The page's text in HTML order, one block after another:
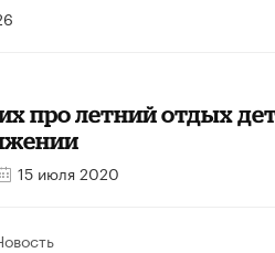
про летний отдых
15 июля 2020